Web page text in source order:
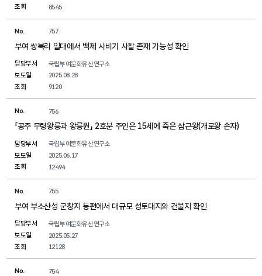
조회
8545
No. 757
부여 쌍북리 일대에서 백제 사비기 사찰 존재 가능성 확인
담당부서
국립부여문화유산연구소
보도일
2025.08.28
조회
9120
No. 756
「공주 무령왕릉과 왕릉원」 2호분 주인은 15세에 죽은 삼근왕(개로왕 손자)
담당부서
국립부여문화유산연구소
보도일
2025.06.17
조회
12494
No. 755
부여 부소산성 군창지 동편에서 대규모 성토대지와 건물지 확인
담당부서
국립부여문화유산연구소
보도일
2025.05.27
조회
12128
No. 754